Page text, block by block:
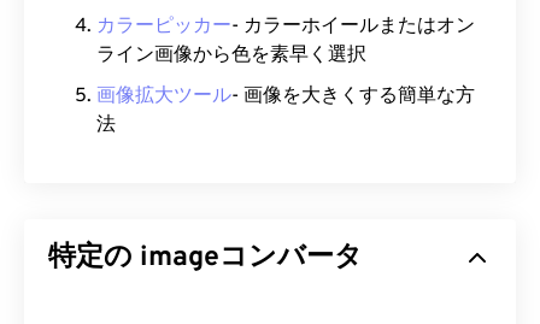
カラーピッカー- カラーホイールまたはオン
ライン画像から色を素早く選択
画像拡大ツール- 画像を大きくする簡単な方
法
特定の imageコンバータ